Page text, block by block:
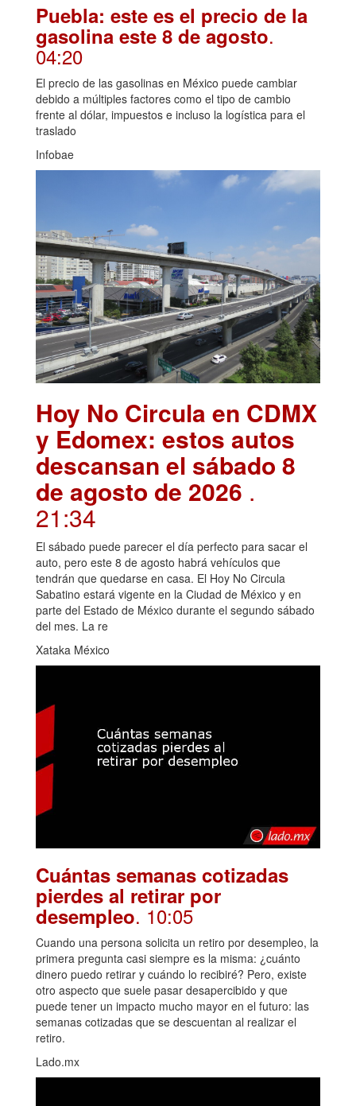
Puebla: este es el precio de la
gasolina este 8 de agosto.
04:20
El precio de las gasolinas en México puede cambiar
debido a múltiples factores como el tipo de cambio
frente al dólar, impuestos e incluso la logística para el
traslado
Infobae
Hoy No Circula en CDMX
y Edomex: estos autos
descansan el sábado 8
de agosto de 2026 .
21:34
El sábado puede parecer el día perfecto para sacar el
auto, pero este 8 de agosto habrá vehículos que
tendrán que quedarse en casa. El Hoy No Circula
Sabatino estará vigente en la Ciudad de México y en
parte del Estado de México durante el segundo sábado
del mes. La re
Xataka México
Cuántas semanas cotizadas
pierdes al retirar por
desempleo. 10:05
Cuando una persona solicita un retiro por desempleo, la
primera pregunta casi siempre es la misma: ¿cuánto
dinero puedo retirar y cuándo lo recibiré? Pero, existe
otro aspecto que suele pasar desapercibido y que
puede tener un impacto mucho mayor en el futuro: las
semanas cotizadas que se descuentan al realizar el
retiro.
Lado.mx